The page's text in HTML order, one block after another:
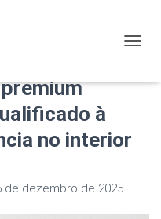
Omint
estratégia
à
no interior
de dezembro de 2025